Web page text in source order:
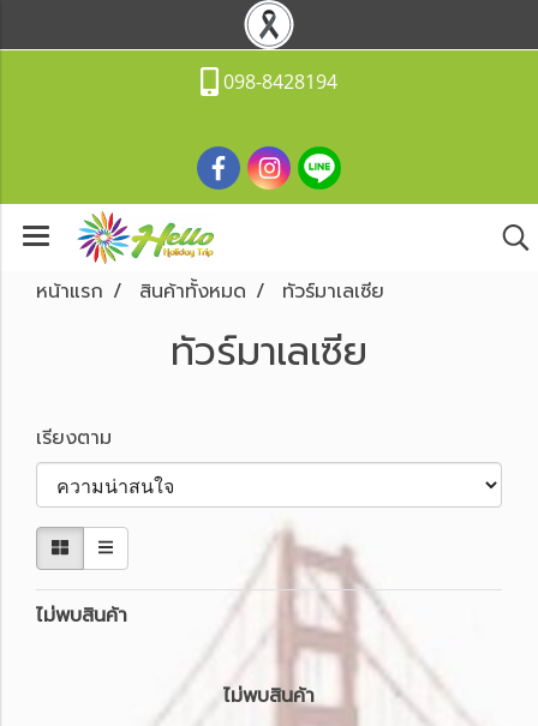
098-8428194
หน้าแรก สินค้าทั้งหมด ทัวร์มาเลเซีย
ทัวร์มาเลเซีย
เรียงตาม
ไม่พบสินค้า
ไม่พบสินค้า